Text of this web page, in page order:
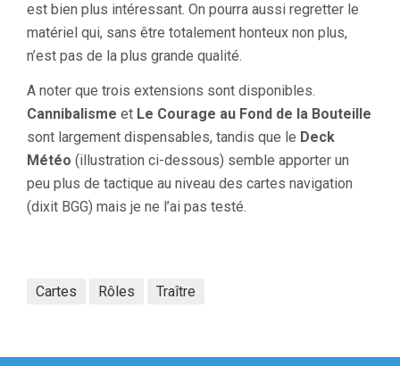
est bien plus intéressant. On pourra aussi regretter le
matériel qui, sans être totalement honteux non plus,
n’est pas de la plus grande qualité.
A noter que trois extensions sont disponibles.
Cannibalisme et Le Courage au Fond de la Bouteille
sont largement dispensables, tandis que le Deck
Météo (illustration ci-dessous) semble apporter un
peu plus de tactique au niveau des cartes navigation
(dixit BGG) mais je ne l’ai pas testé.
Cartes Rôles Traître